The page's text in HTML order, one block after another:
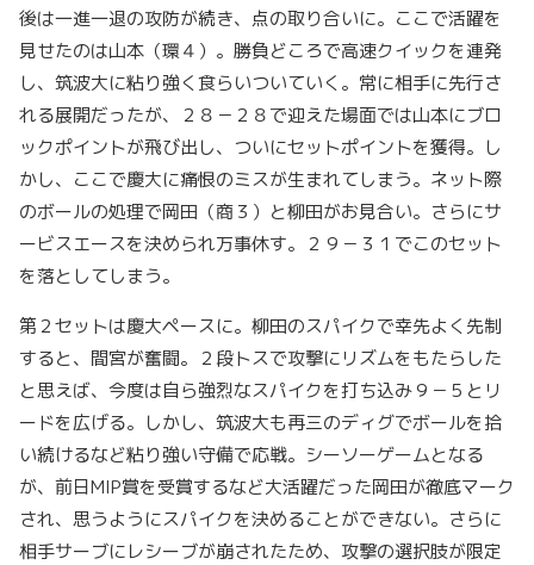
後は一進一退の攻防が続き、点の取り合いに。ここで活躍を
見せたのは山本（環４）。勝負どころで高速クイックを連発
し、筑波大に粘り強く食らいついていく。常に相手に先行さ
れる展開だったが、２８－２８で迎えた場面では山本にブロ
ックポイントが飛び出し、ついにセットポイントを獲得。し
かし、ここで慶大に痛恨のミスが生まれてしまう。ネット際
のボールの処理で岡田（商３）と柳田がお見合い。さらにサ
ービスエースを決められ万事休す。２９－３１でこのセット
を落としてしまう。
第２セットは慶大ペースに。柳田のスパイクで幸先よく先制
すると、間宮が奮闘。２段トスで攻撃にリズムをもたらした
と思えば、今度は自ら強烈なスパイクを打ち込み９－５とリ
ードを広げる。しかし、筑波大も再三のディグでボールを拾
い続けるなど粘り強い守備で応戦。シーソーゲームとなる
が、前日MIP賞を受賞するなど大活躍だった岡田が徹底マーク
され、思うようにスパイクを決めることができない。さらに
相手サーブにレシーブが崩されたため、攻撃の選択肢が限定